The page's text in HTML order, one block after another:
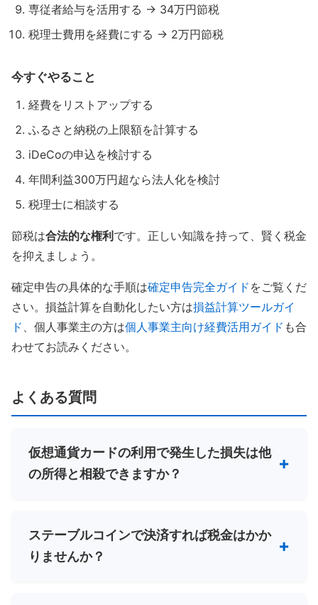
専従者給与を活用する → 34万円節税
税理士費用を経費にする → 2万円節税
今すぐやること
経費をリストアップする
ふるさと納税の上限額を計算する
iDeCoの申込を検討する
年間利益300万円超なら法人化を検討
税理士に相談する
節税は合法的な権利 です。正しい知識を持って、賢く税金
を抑えましょう。
確定申告の具体的な手順は確定申告完全ガイド をご覧くだ
さい。損益計算を自動化したい方は損益計算ツールガイ
ド 、個人事業主の方は個人事業主向け経費活用ガイド も合
わせてお読みください。
よくある質問
仮想通貨カードの利用で発生した損失は他
の所得と相殺できますか？
ステーブルコインで決済すれば税金はかか
りませんか？